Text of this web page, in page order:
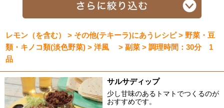
レモン（を含む） > その他(テキーラ)にあうレシピ > 野菜・豆
類・キノコ類(淡色野菜) > 洋風 > 副菜 > 調理時間：30分 1
品
サルサディップ
少し甘味のあるトマトでつくるのが
おすすめです。